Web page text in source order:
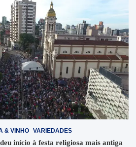
& VINHO VARIEDADES
início à festa religiosa mais antiga